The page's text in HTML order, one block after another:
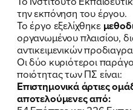
την εκπόνηση του έργου.
Το έργο εξελίχθηκε
οργανωμένου πλαισίου,
αντικειμενικών
Oι δύο κυριότεροι
ποιότητας των ΠΣ είναι:
Επιστημονικά άρτιες
αποτελούμενες από: